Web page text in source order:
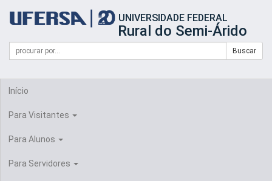
portal
UFERSA
UNIVERSIDADE FEDERAL
Rural do Semi-Árido
Formulário
Busca
Campo
de
Buscar
Início
Para Visitantes
Para Alunos
Para Servidores